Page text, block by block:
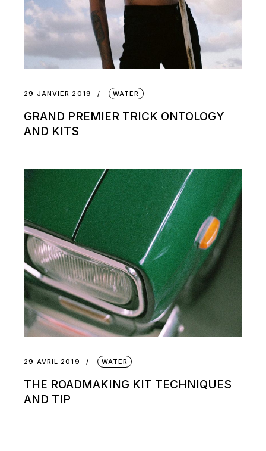
29 JANVIER 2019 WATER
GRAND PREMIER TRICK ONTOLOGY
AND KITS
29 AVRIL 2019 WATER
THE ROADMAKING KIT TECHNIQUES
AND TIP